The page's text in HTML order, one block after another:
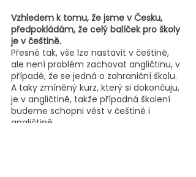
Vzhledem k tomu, že jsme v Česku,
předpokládám, že celý balíček pro školy
je v češtině.
Přesně tak, vše lze nastavit v češtině,
ale není problém zachovat angličtinu, v
případě, že se jedná o zahraniční školu.
A taky zmíněný kurz, který si dokončuju,
je v angličtině, takže případná školení
budeme schopni vést v češtině i
angličtině.